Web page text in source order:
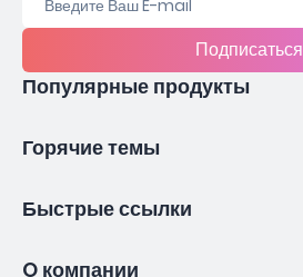
Подписаться
Популярные продукты
Горячие темы
Быстрые ссылки
O компании